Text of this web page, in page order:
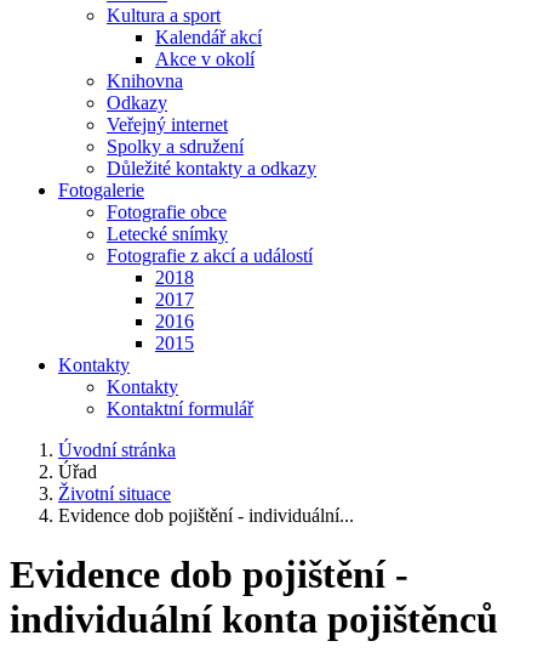
Kultura a sport
Kalendář akcí
Akce v okolí
Knihovna
Odkazy
Veřejný internet
Spolky a sdružení
Důležité kontakty a odkazy
Fotogalerie
Fotografie obce
Letecké snímky
Fotografie z akcí a událostí
2018
2017
2016
2015
Kontakty
Kontakty
Kontaktní formulář
Úvodní stránka
Úřad
Životní situace
Evidence dob pojištění - individuální...
Evidence dob pojištění -
individuální konta pojištěnců